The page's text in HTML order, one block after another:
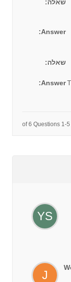
שאלה:
Answer:
שאלה:
Answer:
1-5 of 6 Questions
YS
J